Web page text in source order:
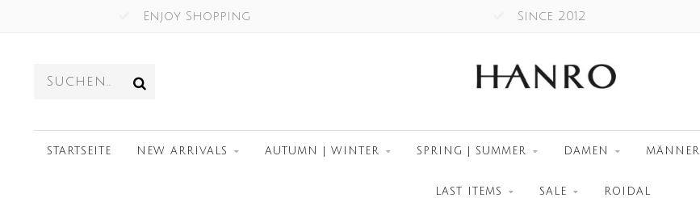
Enjoy Shopping Since 2012
STARTSEITE NEW ARRIVALS AUTUMN | WINTER SPRING | SUMMER DAMEN MÄNNER
LAST ITEMS SALE ROIDAL